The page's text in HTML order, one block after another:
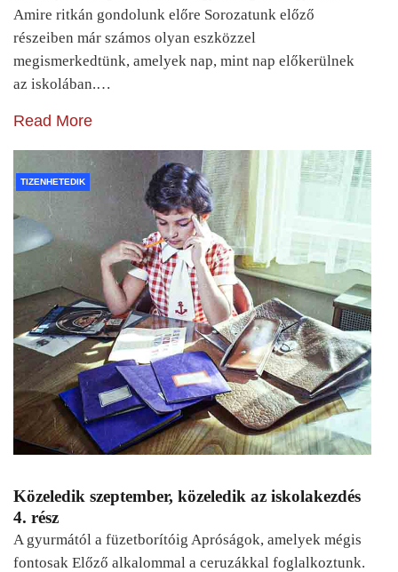
Amire ritkán gondolunk előre Sorozatunk előző
részeiben már számos olyan eszközzel
megismerkedtünk, amelyek nap, mint nap előkerülnek
az iskolában.…
Read More
TIZENHETEDIK
Közeledik szeptember, közeledik az iskolakezdés
4. rész
A gyurmától a füzetborítóig Apróságok, amelyek mégis
fontosak Előző alkalommal a ceruzákkal foglalkoztunk.